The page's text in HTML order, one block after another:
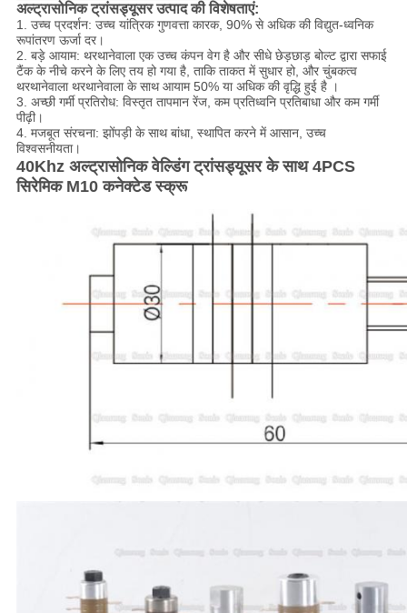
अल्ट्रासोनिक ट्रांसड्यूसर उत्पाद की विशेषताएं:
1. उच्च प्रदर्शन: उच्च यांत्रिक गुणवत्ता कारक, 90% से अधिक की विद्युत-ध्वनिक
रूपांतरण ऊर्जा दर।
2. बड़े आयाम: थरथानेवाला एक उच्च कंपन वेग है और सीधे छेड़छाड़ बोल्ट द्वारा सफाई
टैंक के नीचे करने के लिए तय हो गया है, ताकि ताकत में सुधार हो, और चुंबकत्व
थरथानेवाला थरथानेवाला के साथ आयाम 50% या अधिक की वृद्धि हुई है ।
3. अच्छी गर्मी प्रतिरोध: विस्तृत तापमान रेंज, कम प्रतिध्वनि प्रतिबाधा और कम गर्मी
पीढ़ी।
4. मजबूत संरचना: झोंपड़ी के साथ बांधा, स्थापित करने में आसान, उच्च
विश्वसनीयता।
40Khz अल्ट्रासोनिक वेल्डिंग ट्रांसड्यूसर के साथ 4PCS
सिरेमिक M10 कनेक्टेड स्क्रू